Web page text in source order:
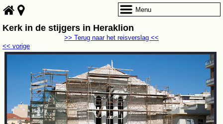
Kerk in de stijgers in Heraklion
<< vorige
>> Terug naar het reisverslag <<
Menu